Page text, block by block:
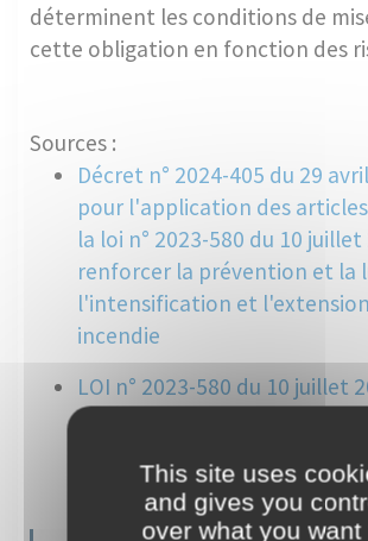
déterminent les conditions de
cette obligation en fonction des
Sources :
Décret n° 2024-405 du 29
pour l'application des
la loi n° 2023-580 du 10
renforcer la prévention et la
l'intensification et
incendie
LOI n° 2023-580 du 10 juillet
renforcer la prévention et la
incendie (1)This site uses
and gives you
over what you want